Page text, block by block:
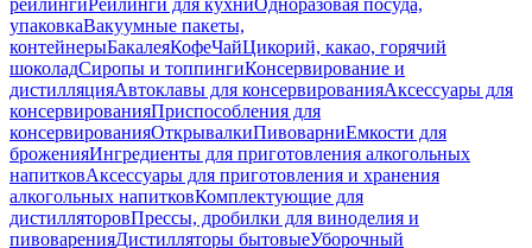
рейлингиРейлинги для кухниОдноразовая посуда,
упаковкаВакуумные пакеты,
контейнерыБакалеяКофеЧайЦикорий, какао, горячий
шоколадСиропы и топпингиКонсервирование и
дистилляцияАвтоклавы для консервированияАксессуары для
консервированияПриспособления для
консервированияОткрывалкиПивоварниЕмкости для
броженияИнгредиенты для приготовления алкогольных
напитковАксессуары для приготовления и хранения
алкогольных напитковКомплектующие для
дистилляторовПрессы, дробилки для виноделия и
пивоваренияДистилляторы бытовыеУборочный